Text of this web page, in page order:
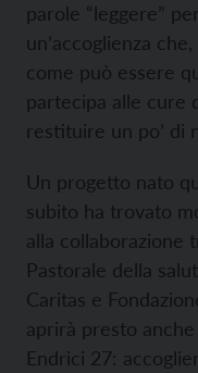
parole “leggere”
un’accoglienza
come può essere
partecipa alle cure
restituire un po’ di
Un progetto nato
subito ha trovato
alla collaborazione
Pastorale della
Caritas e
aprirà presto
Endrici 27: